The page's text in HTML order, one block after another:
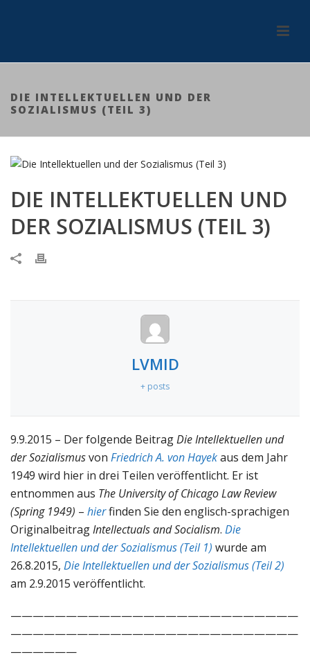
DIE INTELLEKTUELLEN UND DER
SOZIALISMUS (TEIL 3)
DIE INTELLEKTUELLEN UND
DER SOZIALISMUS (TEIL 3)
LVMID
+ posts
9.9.2015 – Der folgende BeitragDie Intellektuellen und
der Sozialismusvon Friedrich A. von Hayekaus dem Jahr
1949 wird hier in drei Teilen veröffentlicht. Er ist
entnommen aus The University of Chicago Law Review
(Spring 1949) – hierfinden Sie den englisch-sprachigen
OriginalbeitragIntellectuals and Socialism. Die
Intellektuellen und der Sozialismus (Teil 1) wurde am
26.8.2015, Die Intellektuellen und der Sozialismus (Teil 2)
am 2.9.2015 veröffentlicht.
——————————————————————————
——————————————————————————
——————